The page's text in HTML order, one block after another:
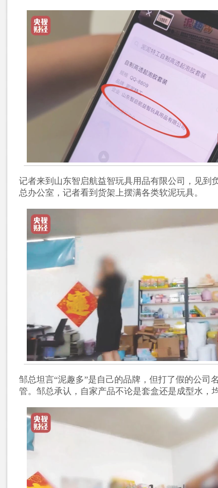
记者来到山东智启航益智玩具用品有限公司，见到
总办公室，记者看到货架上摆满各类软泥玩具。
邹总坦言“泥趣多”是自己的品牌，但打了假的公司
管。邹总承认，自家产品不论是套盒还是成型水，